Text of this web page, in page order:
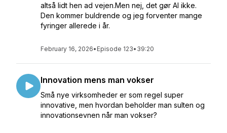
altså lidt hen ad vejen.Men nej, det gør AI ikke.
Den kommer buldrende og jeg forventer mange
fyringer allerede i år.
February 16, 2026• Episode 123• 39:20
Innovation mens man vokser
Små nye virksomheder er som regel super
innovative, men hvordan beholder man sulten og
innovationsevnen når man vokser?